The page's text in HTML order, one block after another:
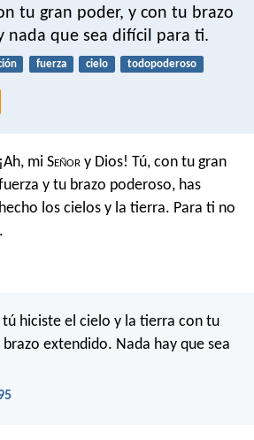
tu gran poder, y con tu brazo
nada que sea difícil para ti.
fuerza cielo todopoderoso
¡Ah, mi Señor y Dios! Tú, con tu gran
y tu brazo poderoso, has
hecho los cielos y la tierra. Para ti no
tú hiciste el cielo y la tierra con tu
extendido. Nada hay que sea